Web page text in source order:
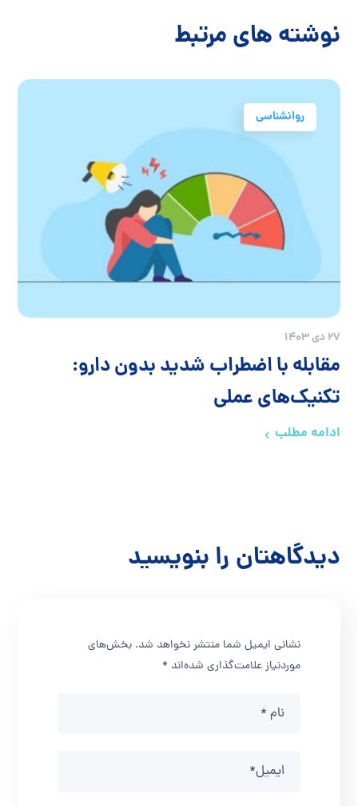
نوشته های مرتبط
روانشناسی
27 دی 1403
مقابله با اضطراب شدید بدون دارو:
تکنیک‌های عملی
ادامه مطلب
دیدگاهتان را بنویسید
نشانی ایمیل شما منتشر نخواهد شد. بخش‌های
موردنیاز علامت‌گذاری شده‌اند*